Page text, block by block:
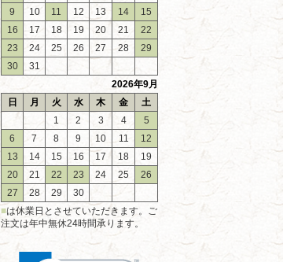
9
10 11 12 13 14
15
16
17 18 19 20 21
22
23
24 25 26 27 28
29
30
31
2026年9月
日
月 火 水 木 金
土
1
2 3 4
5
6
7 8 9 10 11
12
13
14 15 16 17 18
19
20
21 22 23 24 25
26
27
28 29
30
■は休業日とさせていただきます。ご
注文は年中無休24時間承ります。